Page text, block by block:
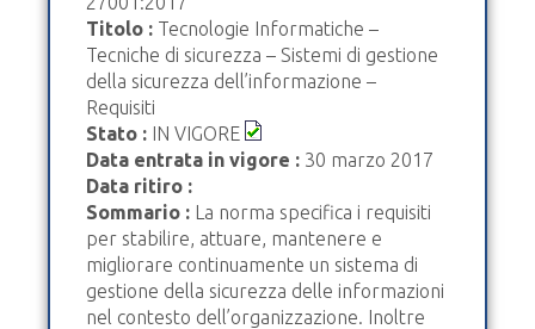
Titolo : Tecnologie Informatiche –
Tecniche di sicurezza – Sistemi di gestione
della sicurezza dell’informazione –
Requisiti
Stato : IN VIGORE
Data entrata in vigore : 30 marzo 2017
Data ritiro :
Sommario : La norma specifica i requisiti
per stabilire, attuare, mantenere e
migliorare continuamente un sistema di
gestione della sicurezza delle informazioni
nel contesto dell’organizzazione. Inoltre